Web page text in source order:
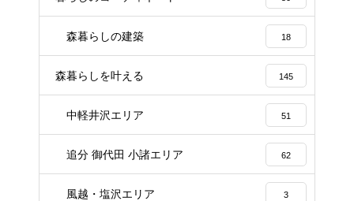
森暮らしの建築 18
森暮らしを叶える 145
中軽井沢エリア 51
追分 御代田 小諸エリア 62
風越・塩沢エリア 3